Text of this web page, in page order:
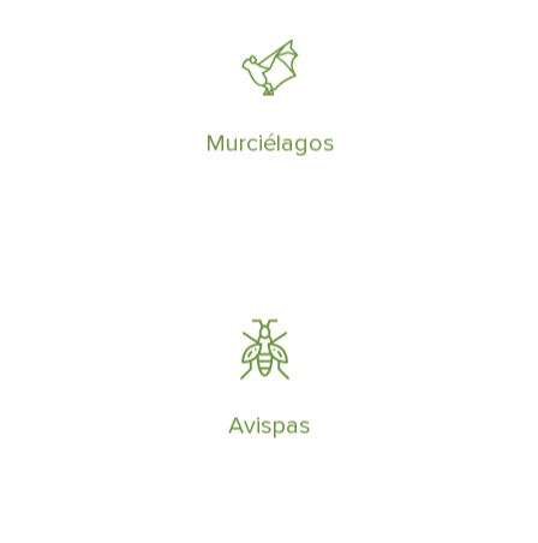
Murciélagos
Los murciélagos puedes ahuyentarse de
una edificación si son sometidos a
Avispas
Somos especialistas en eliminar plagas
de avispas y retirar avisperos,